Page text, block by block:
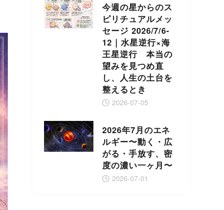
今週の星からのス
ピリチュアルメッ
セージ 2026/7/6-
12｜水星逆行×海
王星逆行 本当の
望みを見つめ直
し、人生の土台を
整えるとき
2026-07-05
2026年7月のエネ
ルギー〜動く・広
がる・手放す、密
度の濃い一ヶ月〜
2026-07-01